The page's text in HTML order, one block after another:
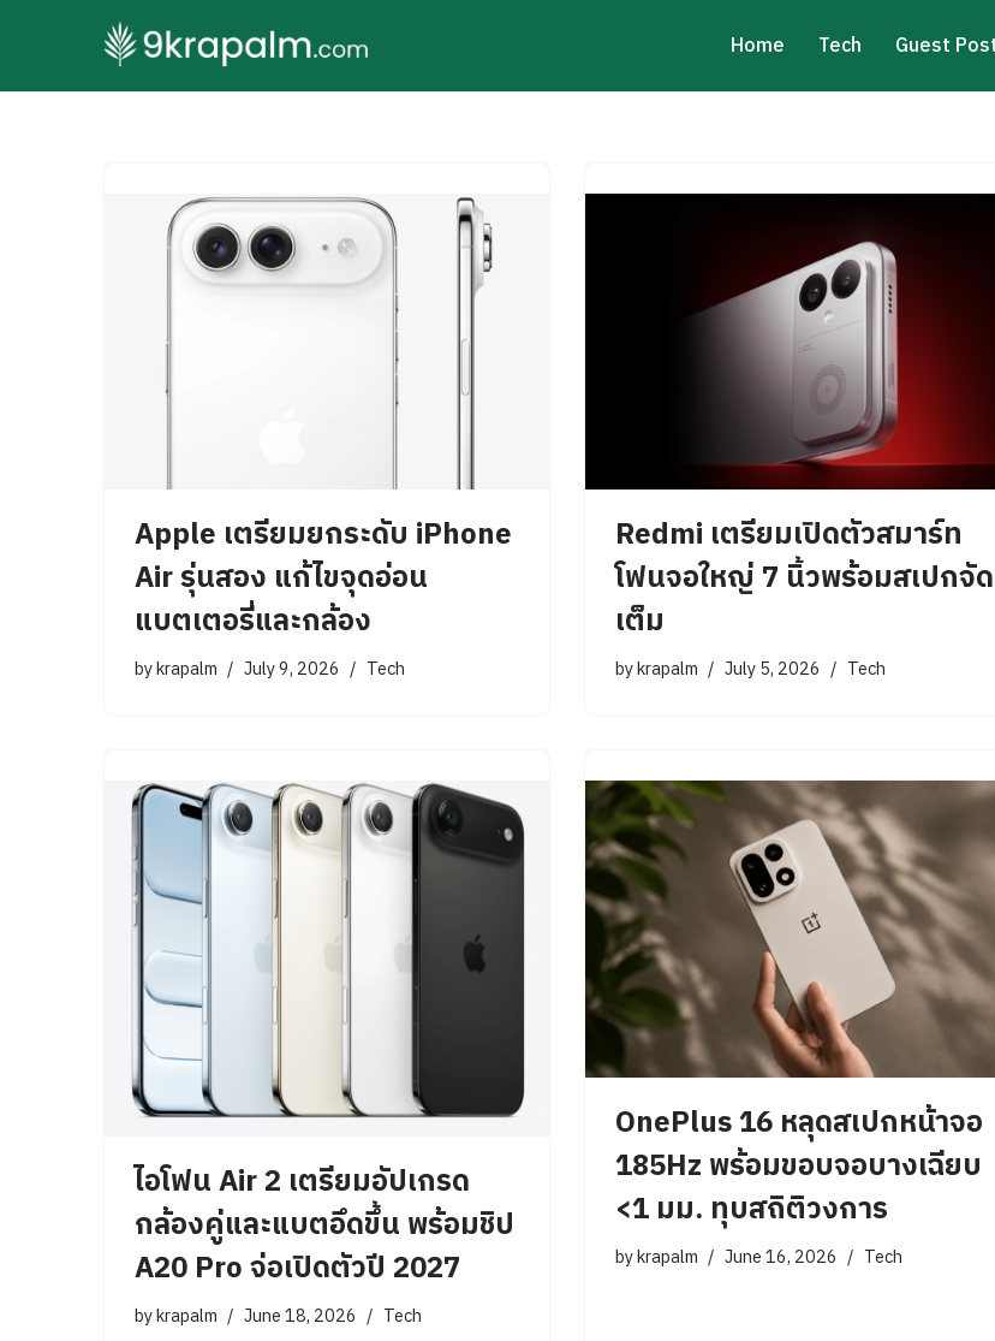
to
Home Tech Guest
Apple เตรียมยกระดับ iPhone
Air รุ่นสอง แก้ไขจุดอ่อน
แบตเตอรี่และกล้อง
bykrapalm July 9, 2026 Tech
Redmi เตรียมเปิดตัวสมาร์ท
โฟนจอใหญ่ 7 นิ้วพร้อมสเปกจัด
เต็ม
bykrapalm July 5, 2026 Tech
ไอโฟน Air 2 เตรียมอัปเกรด
กล้องคู่และแบตอึดขึ้น พร้อมชิป
A20 Pro จ่อเปิดตัวปี 2027
bykrapalm June 18, 2026 Tech
OnePlus 16 หลุดสเปกหน้าจอ
185Hz พร้อมขอบจอบางเฉียบ
<1 มม. ทุบสถิติวงการ
bykrapalm June 16, 2026 Tech